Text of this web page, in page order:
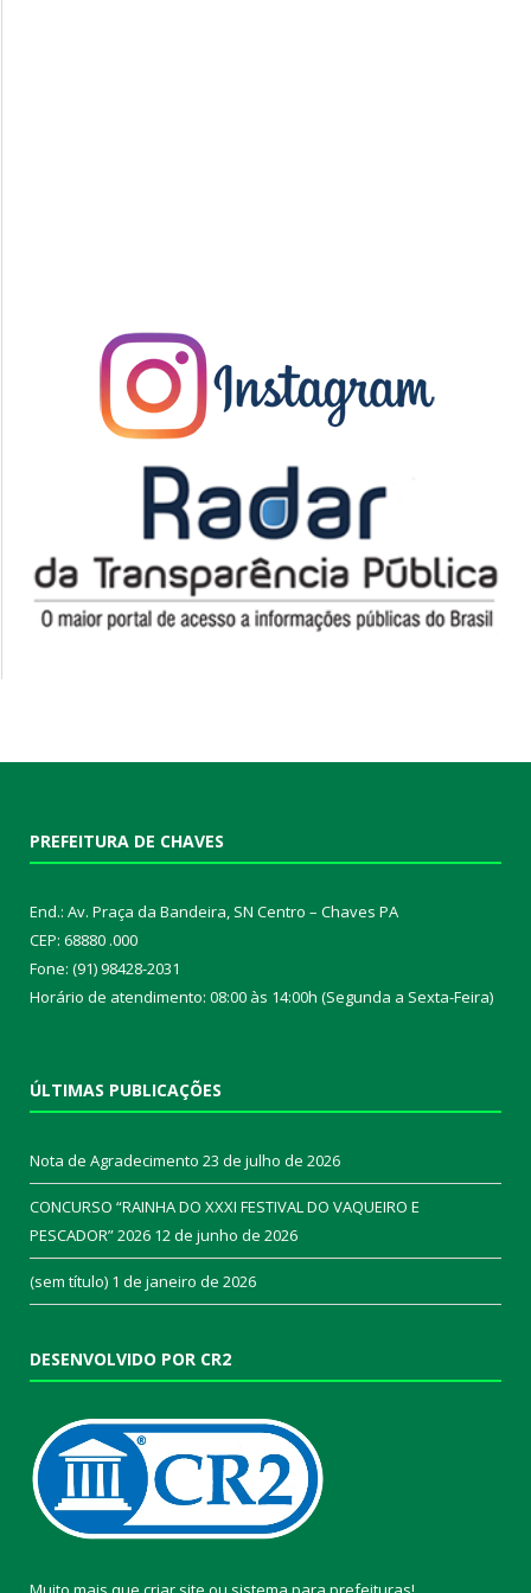
PREFEITURA DE CHAVES
End.: Av. Praça da Bandeira, SN Centro – Chaves PA
CEP: 68880 .000
Fone: (91) 98428-2031
Horário de atendimento: 08:00 às 14:00h (Segunda a Sexta-Feira)
ÚLTIMAS PUBLICAÇÕES
Nota de Agradecimento 23 de julho de 2026
CONCURSO “RAINHA DO XXXI FESTIVAL DO VAQUEIRO E
PESCADOR” 2026 12 de junho de 2026
(sem título) 1 de janeiro de 2026
DESENVOLVIDO POR CR2